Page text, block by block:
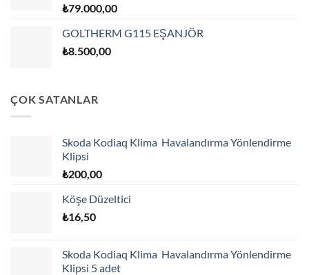
₺79.000,00
GOLTHERM G115 EŞANJÖR
₺8.500,00
ÇOK SATANLAR
Skoda Kodiaq Klima Havalandırma Yönlendirme
Klipsi
₺200,00
Köşe Düzeltici
₺16,50
Skoda Kodiaq Klima Havalandırma Yönlendirme
Klipsi 5 adet